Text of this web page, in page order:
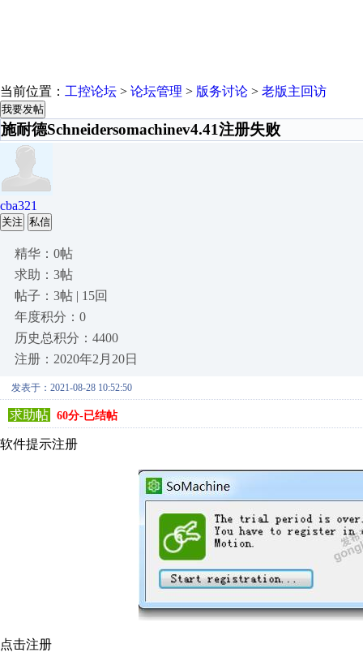
当前位置： 工控论坛 > 论坛管理 > 版务讨论 > 老版主回访
我要发帖
施耐德Schneidersomachinev4.41注册失败
cba321
关注 私信
精华：0帖
求助：3帖
帖子：3帖 | 15回
年度积分：0
历史总积分：4400
注册：2020年2月20日
发表于：2021-08-28 10:52:50
求助帖 60分-已结帖
软件提示注册
点击注册